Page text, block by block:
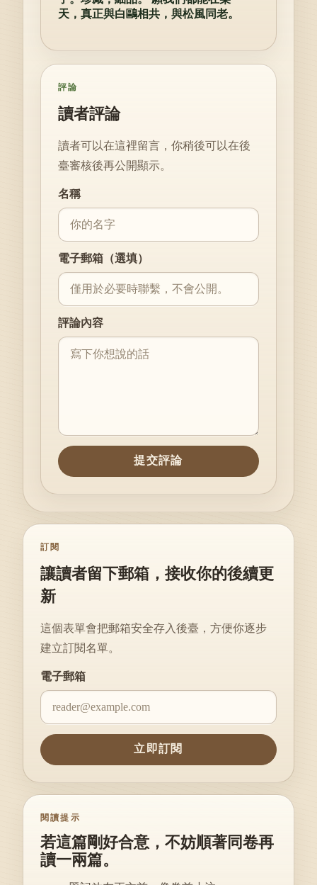
天，真正與白鷗相共，與松風同老。
評論
讀者評論
讀者可以在這裡留言，你稍後可以在後
臺審核後再公開顯示。
名稱
電子郵箱（選填）
Website
評論內容
提交評論
訂閱
讓讀者留下郵箱，接收你的後續更
新
這個表單會把郵箱安全存入後臺，方便你逐步
建立訂閱名單。
電子郵箱
Website
立即訂閱
閱讀提示
若這篇剛好合意，不妨順著同卷再
讀一兩篇。